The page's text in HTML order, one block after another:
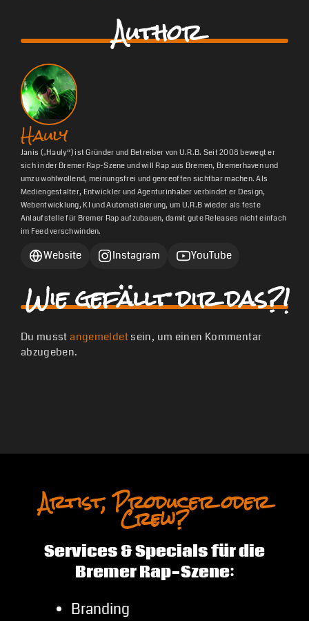
Author
Hauly
Janis („Hauly“) ist Gründer und Betreiber von U.R.B. Seit 2008 bewegt er
sich in der Bremer Rap-Szene und will Rap aus Bremen, Bremerhaven und
umzu wohlwollend, meinungsfrei und genreoffen sichtbar machen. Als
Mediengestalter, Entwickler und Agenturinhaber verbindet er Design,
Webentwicklung, KI und Automatisierung, um U.R.B wieder als feste
Anlaufstelle für Bremer Rap aufzubauen, damit gute Releases nicht einfach
im Feed verschwinden.
Website Instagram YouTube
Wie gefällt dir das?!
Du musstangemeldetsein, um einen Kommentar
abzugeben.
Artist, Producer oder
Crew?
Services & Specials für die
Bremer Rap-Szene:
Branding